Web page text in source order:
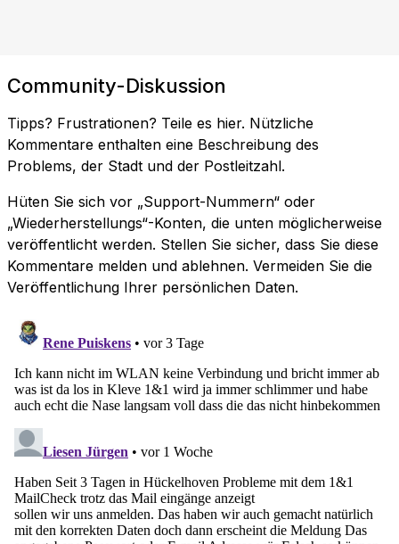
Community-Diskussion
Tipps? Frustrationen? Teile es hier. Nützliche
Kommentare enthalten eine Beschreibung des
Problems, der Stadt und der Postleitzahl.
Hüten Sie sich vor „Support-Nummern“ oder
„Wiederherstellungs“-Konten, die unten möglicherweise
veröffentlicht werden. Stellen Sie sicher, dass Sie diese
Kommentare melden und ablehnen. Vermeiden Sie die
Veröffentlichung Ihrer persönlichen Daten.